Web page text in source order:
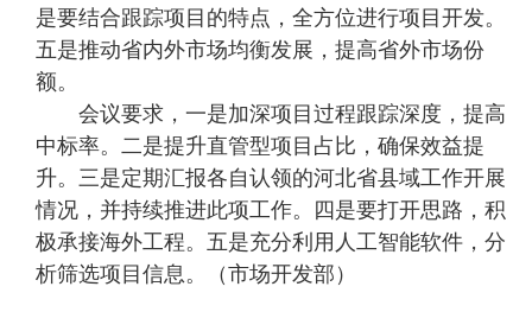
是要结合跟踪项目的特点，全方位进行项目开发。
五是推动省内外市场均衡发展，提高省外市场份
额。
会议要求，一是加深项目过程跟踪深度，提高
中标率。二是提升直管型项目占比，确保效益提
升。三是定期汇报各自认领的河北省县域工作开展
情况，并持续推进此项工作。四是要打开思路，积
极承接海外工程。五是充分利用人工智能软件，分
析筛选项目信息。（市场开发部）